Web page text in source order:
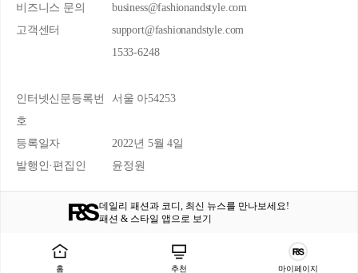
데일리 패션과 코디, 최신 뉴스를 만나보세요!
패션 & 스타일 앱으로 보기
홈 추천 마이페이지
비즈니스 문의
business@fashionandstyle.com
고객센터
support@fashionandstyle.com
1533-6248
인터넷신문등록번
호
서울 아54253
등록일자
2022년 5월 4일
발행인·편집인
윤정원